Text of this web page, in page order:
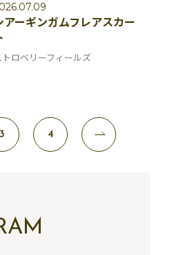
アーギンガムフレアスカー
トロベリーフィールズ
3 4